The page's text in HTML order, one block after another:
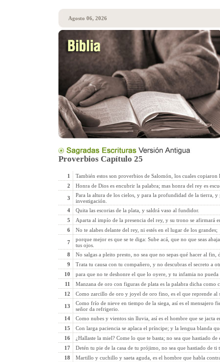
Agosto 06, 2026
Proverbios Capítulo 25
1
También estos son proverbios de Salomón, los cuales copiaron
2
Honra de Dios es encubrir la palabra; mas honra del rey es
3
Para la altura de los cielos, y para la profundidad de la tierra, y
investigación.
4
Quita las escorias de la plata, y saldrá vaso al fundidor.
5
Aparta al impío de la presencia del rey, y su trono se afirmará
6
No te alabes delante del rey, ni estés en el lugar de los grandes;
7
porque mejor es que se te diga: Sube acá, que no que seas
tus ojos.
8
No salgas a pleito presto, no sea que no sepas qué hacer al
9
Trata tu causa con tu compañero, y no descubras el secreto a
10
para que no te deshonre el que lo oyere, y tu infamia no pueda
11
Manzana de oro con figuras de plata es la palabra dicha como
12
Como zarcillo de oro y joyel de oro fino, es el que reprende al
13
Como frío de nieve en tiempo de la siega, así es el mensajero
señor da refrigerio.
14
Como nubes y vientos sin lluvia, así es el hombre que se jacta
15
Con larga paciencia se aplaca el príncipe; y la lengua blanda
16
¿Hallaste la miel? Come lo que te basta; no sea que hastiado
17
Detén tu pie de la casa de tu prójimo, no sea que hastiado de ti
18
Martillo y cuchillo y saeta aguda, es el hombre que habla